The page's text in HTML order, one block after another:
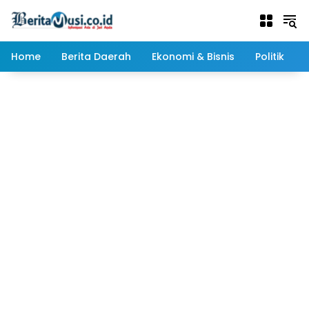
Home
Berita Daerah Ekonomi & Bisnis Politik